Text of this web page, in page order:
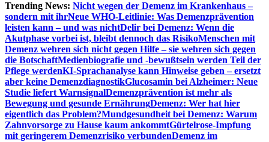
Trending News: Nicht wegen der Demenz im Krankenhaus –
sondern mit ihrNeue WHO-Leitlinie: Was Demenzprävention
leisten kann – und was nichtDelir bei Demenz: Wenn die
Akutphase vorbei ist, bleibt dennoch das RisikoMenschen mit
Demenz wehren sich nicht gegen Hilfe – sie wehren sich gegen
die BotschaftMedienbiografie und -bewußtsein werden Teil der
Pflege werdenKI-Sprachanalyse kann Hinweise geben – ersetzt
aber keine DemenzdiagnostikGlucosamin bei Alzheimer: Neue
Studie liefert WarnsignalDemenzprävention ist mehr als
Bewegung und gesunde ErnährungDemenz: Wer hat hier
eigentlich das Problem?Mundgesundheit bei Demenz: Warum
Zahnvorsorge zu Hause kaum ankommtGürtelrose-Impfung
mit geringerem Demenzrisiko verbundenDemenz im